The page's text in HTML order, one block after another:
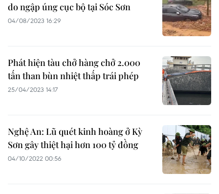
do ngập úng cục bộ tại Sóc Sơn
04/08/2023 16:29
Phát hiện tàu chở hàng chở 2.000
tấn than bùn nhiệt thấp trái phép
25/04/2023 14:17
Nghệ An: Lũ quét kinh hoàng ở Kỳ
Sơn gây thiệt hại hơn 100 tỷ đồng
04/10/2022 00:56